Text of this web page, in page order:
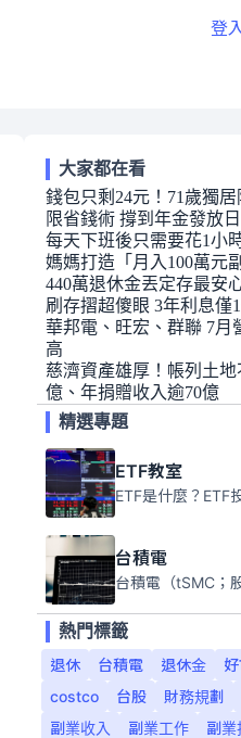
登
大家都在看
錢包只剩24元！71歲獨
限省錢術 撐到年金發放日
每天下班後只需要花1小
媽媽打造「月入100萬元
440萬退休金丟定存最安
刷存摺超傻眼 3年利息僅
華邦電、旺宏、群聯 7月
高
慈濟資產雄厚！帳列土地
億、年捐贈收入逾70億
精選專題
ETF教室
台積電
熱門標籤
退休
台積電 退休金
costco
台股 財務規劃
副業收入
副業工作 副業